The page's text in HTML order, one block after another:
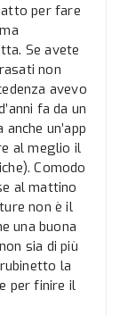
per fare
Se avete
non
avevo
fa da un
un’app
al meglio il
Comodo
al mattino
non è il
una buona
sia di più
la
per finire il